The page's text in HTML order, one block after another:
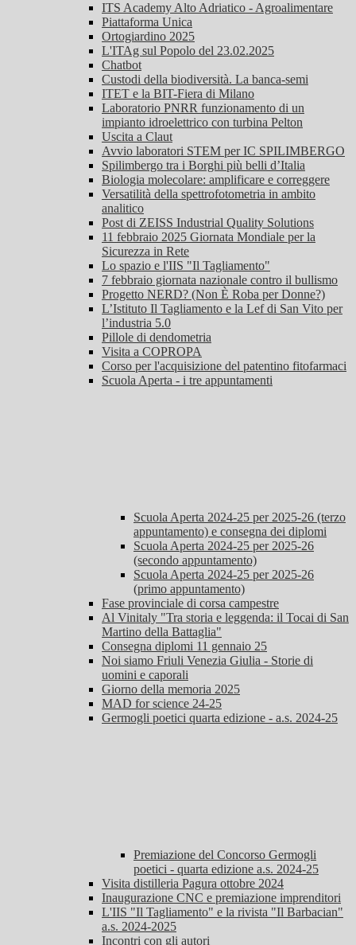
ITS Academy Alto Adriatico - Agroalimentare
Piattaforma Unica
Ortogiardino 2025
L'ITAg sul Popolo del 23.02.2025
Chatbot
Custodi della biodiversità. La banca-semi
ITET e la BIT-Fiera di Milano
Laboratorio PNRR funzionamento di un
impianto idroelettrico con turbina Pelton
Uscita a Claut
Avvio laboratori STEM per IC SPILIMBERGO
Spilimbergo tra i Borghi più belli d’Italia
Biologia molecolare: amplificare e correggere
Versatilità della spettrofotometria in ambito
analitico
Post di ZEISS Industrial Quality Solutions
11 febbraio 2025 Giornata Mondiale per la
Sicurezza in Rete
Lo spazio e l'IIS "Il Tagliamento"
7 febbraio giornata nazionale contro il bullismo
Progetto NERD? (Non È Roba per Donne?)
L’Istituto Il Tagliamento e la Lef di San Vito per
l’industria 5.0
Pillole di dendometria
Visita a COPROPA
Corso per l'acquisizione del patentino fitofarmaci
Scuola Aperta - i tre appuntamenti
Scuola Aperta 2024-25 per 2025-26 (terzo
appuntamento) e consegna dei diplomi
Scuola Aperta 2024-25 per 2025-26
(secondo appuntamento)
Scuola Aperta 2024-25 per 2025-26
(primo appuntamento)
Fase provinciale di corsa campestre
Al Vinitaly "Tra storia e leggenda: il Tocai di San
Martino della Battaglia"
Consegna diplomi 11 gennaio 25
Noi siamo Friuli Venezia Giulia - Storie di
uomini e caporali
Giorno della memoria 2025
MAD for science 24-25
Germogli poetici quarta edizione - a.s. 2024-25
Premiazione del Concorso Germogli
poetici - quarta edizione a.s. 2024-25
Visita distilleria Pagura ottobre 2024
Inaugurazione CNC e premiazione imprenditori
L'IIS "Il Tagliamento" e la rivista "Il Barbacian"
a.s. 2024-2025
Incontri con gli autori